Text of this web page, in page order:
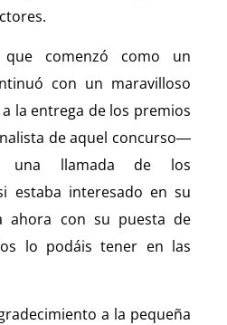
comenzó como un
con un maravilloso
la entrega de los premios
de aquel concurso―
una llamada de los
estaba interesado en su
ahora con su puesta de
lo podáis tener en las
a la pequeña